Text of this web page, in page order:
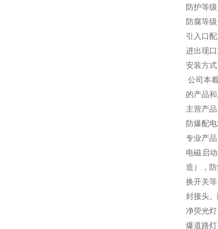
防护等
防腐等
引入口
进出现
安装方
公司本
的产品
主营产
防爆配
专业产
电磁启
造），
换开关
封接头
净荧光
爆道路